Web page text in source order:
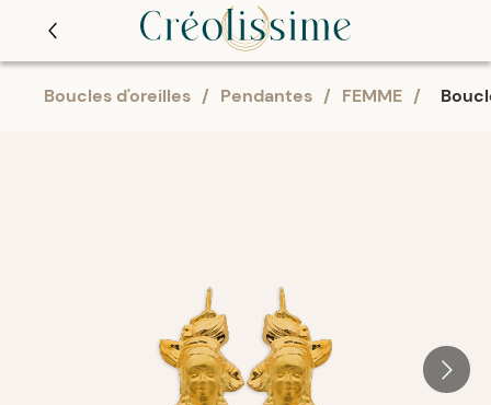
Boucles d'oreilles / Pendantes / FEMME /